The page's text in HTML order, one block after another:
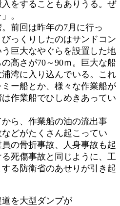
をすることもありうる。ぜ
。
前回は昨年の7月に行っ
っくりしたのはサンドコン
巨大なやぐらを設置した地
高さが70～90ｍ。巨大な船
湾に入り込んでいる。これ
ー船とか、様々な作業船が
作業船でひしめきあってい
ら、作業船の油の流出事
どがたくさん起こってい
の骨折事故、人身事故も起
死傷事故と同じように、工
る防衛省のあせりが引き起
を大型ダンプが